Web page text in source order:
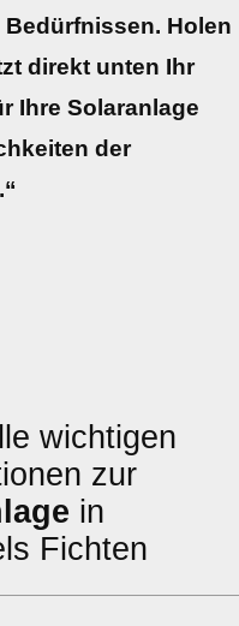
Bedürfnissen. Holen
direkt unten Ihr
Ihre Solaranlage
der
wichtigen
zur
in
Fichten